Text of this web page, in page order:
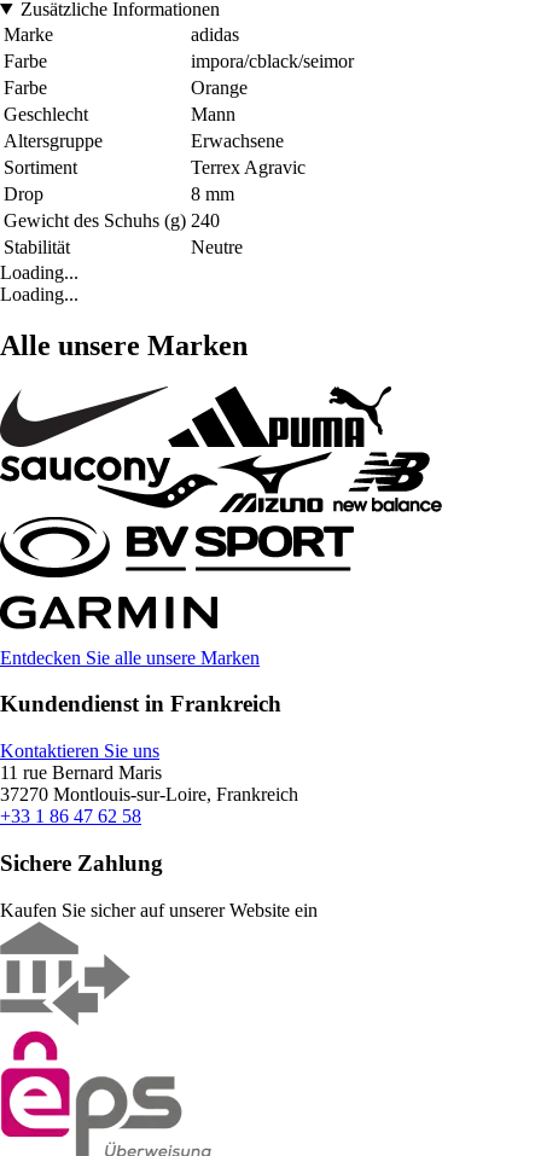
Zusätzliche Informationen
Marke
adidas
Farbe
impora/cblack/seimor
Farbe
Orange
Geschlecht
Mann
Altersgruppe
Erwachsene
Sortiment
Terrex Agravic
Drop
8 mm
Gewicht des Schuhs (g) 240
Stabilität
Neutre
Loading...
Loading...
Alle unsere Marken
Entdecken Sie alle unsere Marken
Kundendienst in Frankreich
Kontaktieren Sie uns
11 rue Bernard Maris
37270 Montlouis-sur-Loire, Frankreich
+33 1 86 47 62 58
Sichere Zahlung
Kaufen Sie sicher auf unserer Website ein